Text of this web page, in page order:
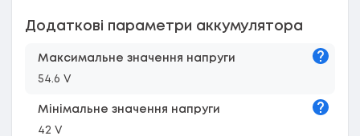
Додаткові параметри аккумулятора
Максимальне значення напруги
54.6 V
Мiнiмальне значення напруги
42 V